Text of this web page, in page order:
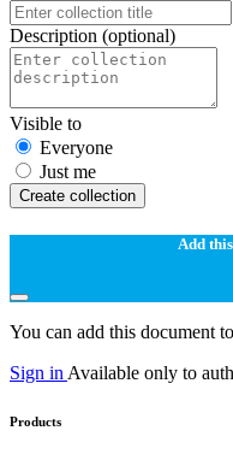
Description (optional)
Visible to
Everyone
Just me
Create collection
Add
You can add this document
Sign in Available only to
Products